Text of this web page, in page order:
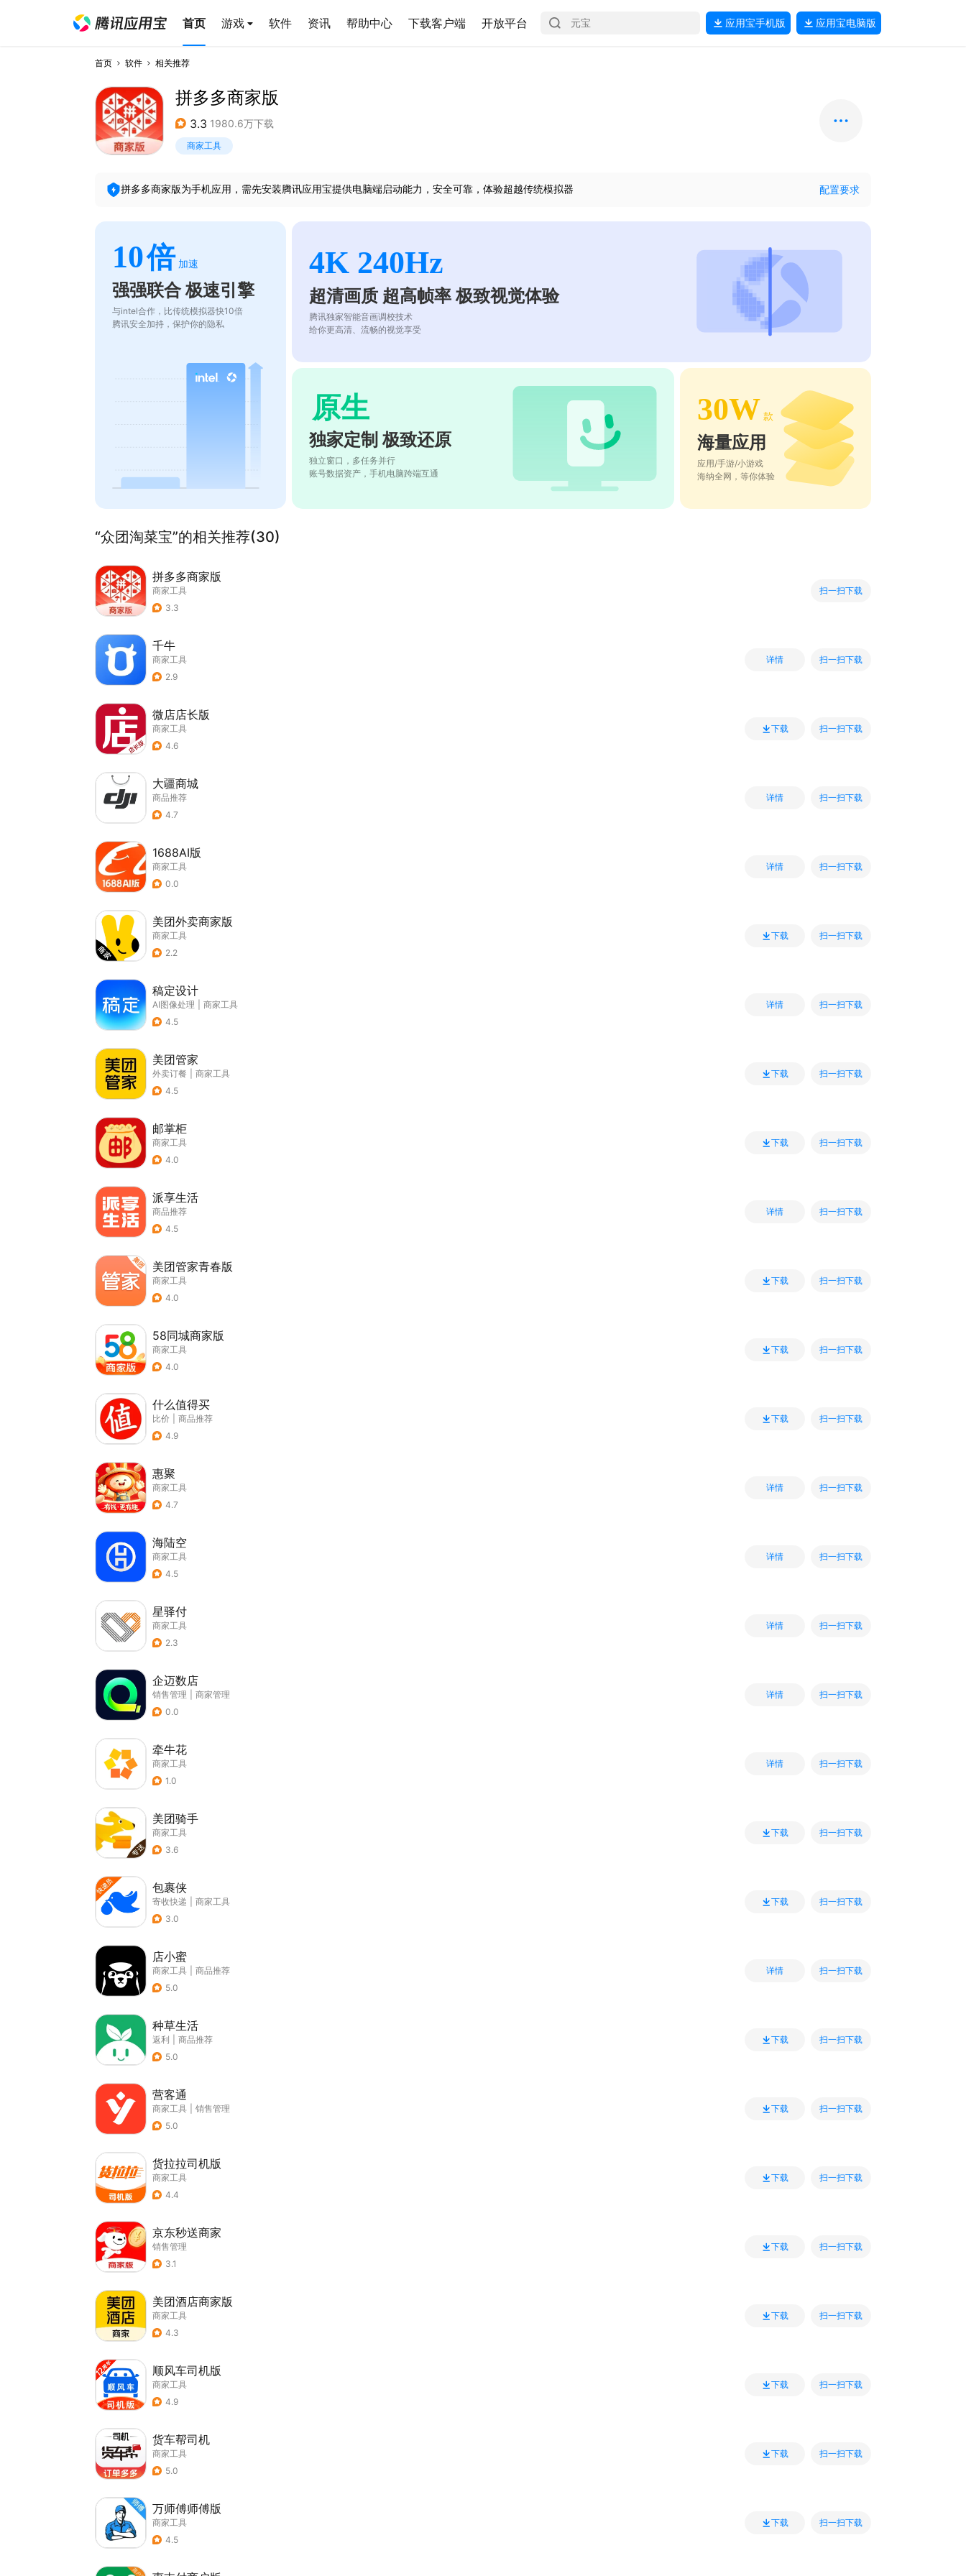
首页 游戏 软件 资讯 帮助中心 下载客户端 开放平台 应用宝手机版 应用宝电脑版
首页 软件 相关推荐
拼多多商家版
3.3 1980.6万下载
商家工具
拼多多商家版为手机应用，需先安装腾讯应用宝提供电脑端启动能力，安全可靠，体验超越传统模拟器 配置要求
10倍 加速
强强联合 极速引擎
与intel合作，比传统模拟器快10倍
腾讯安全加持，保护你的隐私
4K 240Hz
超清画质 超高帧率 极致视觉体验
腾讯独家智能音画调校技术
给你更高清、流畅的视觉享受
原生
独家定制 极致还原
独立窗口，多任务并行
账号数据资产，手机电脑跨端互通
30W 款
海量应用
应用/手游/小游戏
海纳全网，等你体验
“众团淘菜宝”的相关推荐(30)
拼多多商家版
商家工具
3.3
扫一扫下载
千牛
商家工具
2.9
详情 扫一扫下载
微店店长版
商家工具
4.6
下载 扫一扫下载
大疆商城
商品推荐
4.7
详情 扫一扫下载
1688AI版
商家工具
0.0
详情 扫一扫下载
美团外卖商家版
商家工具
2.2
下载 扫一扫下载
稿定设计
AI图像处理
商家工具
4.5
详情 扫一扫下载
美团管家
外卖订餐
商家工具
4.5
下载 扫一扫下载
邮掌柜
商家工具
4.0
下载 扫一扫下载
派享生活
商品推荐
4.5
详情 扫一扫下载
美团管家青春版
商家工具
4.0
下载 扫一扫下载
58同城商家版
商家工具
4.0
下载 扫一扫下载
什么值得买
比价
商品推荐
4.9
下载 扫一扫下载
惠聚
商家工具
4.7
详情 扫一扫下载
海陆空
商家工具
4.5
详情 扫一扫下载
星驿付
商家工具
2.3
详情 扫一扫下载
企迈数店
销售管理
商家管理
0.0
详情 扫一扫下载
牵牛花
商家工具
1.0
详情 扫一扫下载
美团骑手
商家工具
3.6
下载 扫一扫下载
包裹侠
寄收快递
商家工具
3.0
下载 扫一扫下载
店小蜜
商家工具
商品推荐
5.0
详情 扫一扫下载
种草生活
返利
商品推荐
5.0
下载 扫一扫下载
营客通
商家工具
销售管理
5.0
下载 扫一扫下载
货拉拉司机版
商家工具
4.4
下载 扫一扫下载
京东秒送商家
销售管理
3.1
下载 扫一扫下载
美团酒店商家版
商家工具
4.3
下载 扫一扫下载
顺风车司机版
商家工具
4.9
下载 扫一扫下载
货车帮司机
商家工具
5.0
下载 扫一扫下载
万师傅师傅版
商家工具
4.5
下载 扫一扫下载